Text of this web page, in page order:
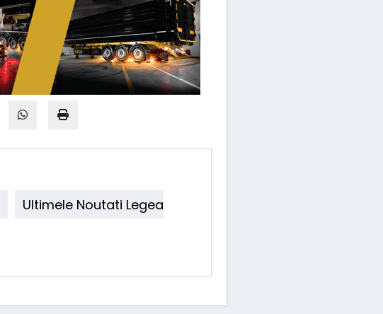
Ultimele Noutati Legea